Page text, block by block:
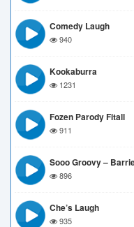
Comedy Laugh
940
Kookaburra
1231
Fozen Parody Fitall
911
Sooo Groovy –
896
Che’s Laugh
935